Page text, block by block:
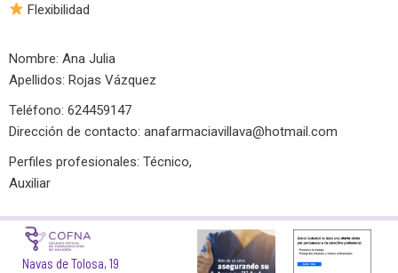
Flexibilidad
Nombre: Ana Julia
Apellidos: Rojas Vázquez
Teléfono: 624459147
Dirección de contacto: anafarmaciavillava@hotmail.com
Perfiles profesionales: Técnico,
Auxiliar
Navas de Tolosa, 19